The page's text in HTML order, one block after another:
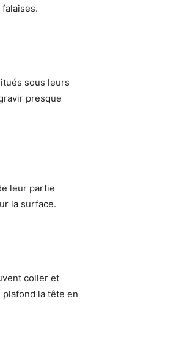
sous leurs
presque
leur partie
la surface.
coller et
la tête en